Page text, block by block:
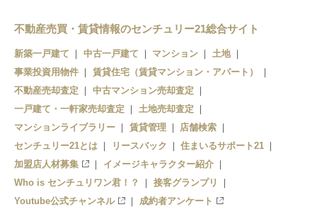
青山一丁目
外苑前
表参道
渋谷
不動産売買・賃貸情報のセンチュリー21総合サイト
新築一戸建て 中古一戸建て マンション
土地
事業投資用物件
賃貸住宅（賃貸マンション・アパート）
不動産売却査定
中古マンション売却査定
一戸建て・一軒家売却査定
土地売却査定
マンションライブラリー
賃貸管理
店舗検索
センチュリー21とは
リースバック
住まいるサポート21
加盟店人材募集
イメージキャラクター紹介
Who is センチュリワン君！？
接客グランプリ
Youtube公式チャンネル
成約者アンケート